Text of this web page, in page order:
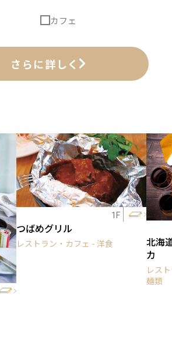
カフェ
さらに詳しく
1F
つばめグリル
レストラン・カフェ - 洋食
北海
カ
レス
麺類